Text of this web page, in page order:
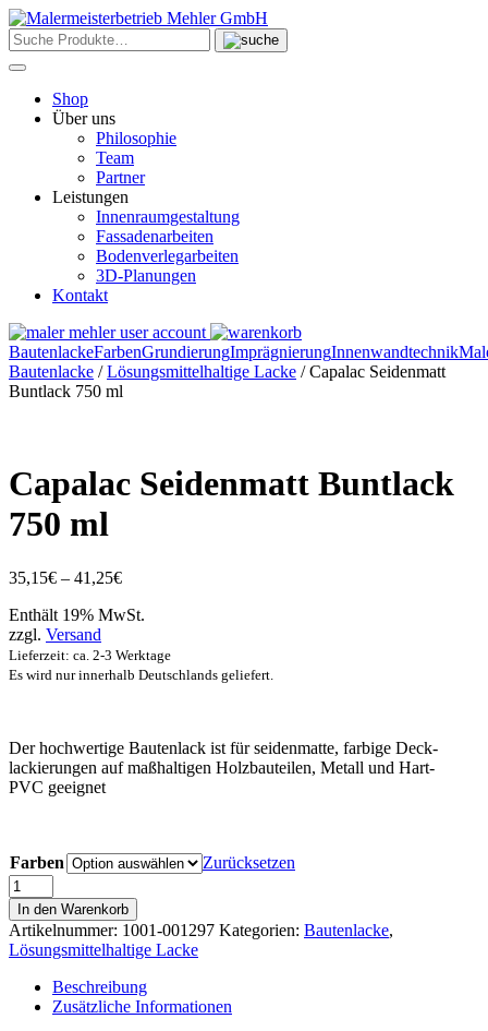
Skip
to
content
Shop
Über uns
Philosophie
Team
Partner
Leistungen
Innenraumgestaltung
Fassadenarbeiten
Bodenverlegarbeiten
3D-Planungen
Kontakt
BautenlackeFarbenGrundierungImprägnierungInnenwandtechnik
Bautenlacke /Lösungsmittelhaltige Lacke / Capalac Seidenmatt
Buntlack 750 ml
Capalac Seidenmatt Buntlack
750 ml
35,15€ – 41,25€Preisspanne:
bis
Enthält 19% MwSt.
zzgl. Versand
Lieferzeit: ca. 2-3 Werktage
Es wird nur innerhalb Deutschlands geliefert.
Der hochwertige Bautenlack ist für seidenmatte, farbige Deck­
lackierungen auf maßhaltigen Holzbauteilen, Metall und Hart-
PVC geeignet
Farben
Zurücksetzen
Capalac
Seidenmatt
Buntlack
750
ml
Menge
In den Warenkorb
Artikelnummer: 1001-001297 Kategorien: Bautenlacke,
Lösungsmittelhaltige Lacke
Beschreibung
Zusätzliche Informationen